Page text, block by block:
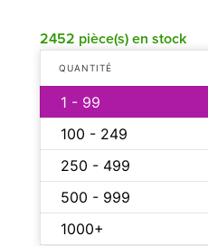
2452 pièce(s) en stock
QUANTITÉ
1 - 99
100 - 249
250 - 499
500 - 999
1000+